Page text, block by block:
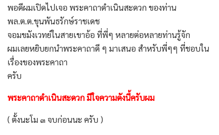
พอดีผมเปิดไปเจอ พระคาถาดำเนินสะดวก ของท่าน
พล.ต.ต.ขุนพันธรักษ์ราชเดช
จอมขมังเวทย์ในสายเขาอ้อ ที่พี่ๆ หลายต่อหลายท่านรู้จัก
ผมเลยหยิบยกนำพระคาถาดี ๆ มาเสนอ สำหรับพี่ๆๆ ที่ชอบใน
เรื่องของพระคาถา
ครับ
พระคาถาดำเนินสะดวก มีใจความดังนี้ครับผม
( ตั้งนะโม ๓ จบก่อนนะ ครับ )